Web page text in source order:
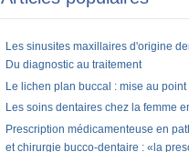
Les sinusites maxillaires d'origine
Du diagnostic au traitement
Le lichen plan buccal : mise au point
Les soins dentaires chez la femme
Prescription médicamenteuse en
et chirurgie bucco-dentaire : «la